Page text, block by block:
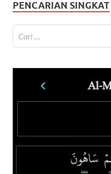
PENCARIAN SINGKAT